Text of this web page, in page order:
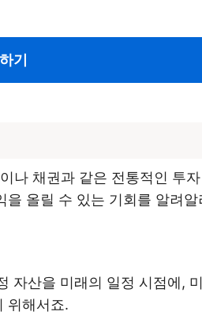
기
나 채권과 같은 전통적인 투
올릴 수 있는 기회를 알려
자산을 미래의 일정 시점에,
위해서죠.